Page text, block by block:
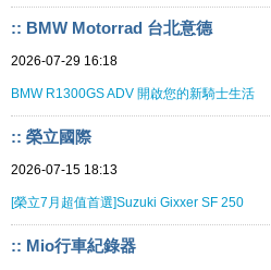
:: BMW Motorrad 台北意德
2026-07-29 16:18
BMW R1300GS ADV 開啟您的新騎士生活
:: 榮立國際
2026-07-15 18:13
[榮立7月超值首選]Suzuki Gixxer SF 250
:: Mio行車紀錄器